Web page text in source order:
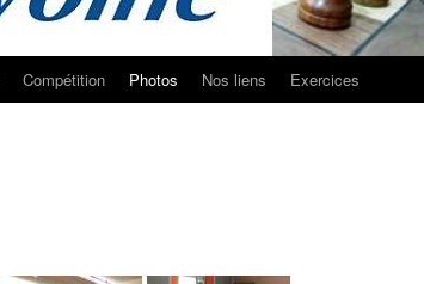
Compétition Photos Nos liens Exercices